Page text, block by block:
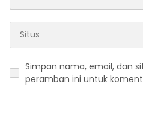
Simpan nama, email, dan
peramban ini untuk